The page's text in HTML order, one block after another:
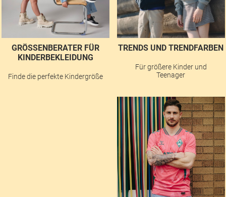
GRÖSSENBERATER FÜR K
INDERBEKLEIDUNG
Finde die perfekte Kindergröße
TRENDS UND TRENDFARBEN
Für größere Kinder und
Teenager